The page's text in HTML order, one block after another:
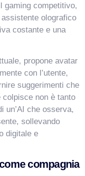
gaming competitivo,
olografico
costante e una
propone avatar
con l’utente,
suggerimenti che
colpisce non è tanto
un’AI che osserva,
sollevando
digitale e
compagnia
In